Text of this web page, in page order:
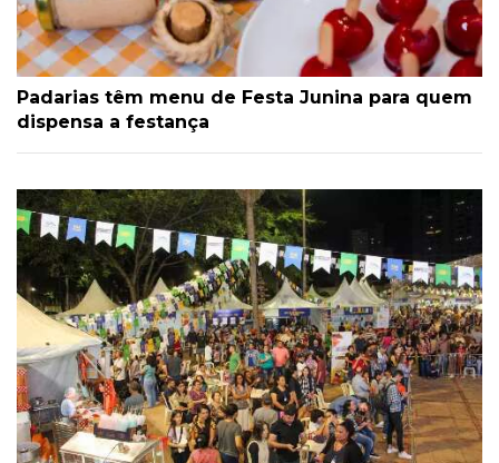
Padarias têm menu de Festa Junina para quem
dispensa a festança